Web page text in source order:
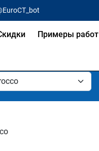
Примеры работ